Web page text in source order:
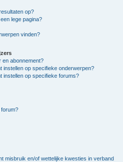
op?
lege pagina?
vinden?
en abonnement?
instellen op specifieke onderwerpen?
instellen op specifieke forums?
forum?
misbruik en/of wettelijke kwesties in verband